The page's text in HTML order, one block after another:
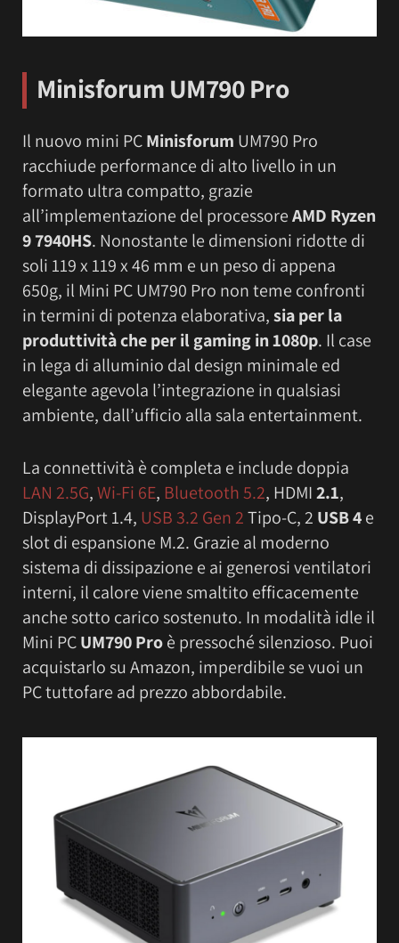
Minisforum UM790 Pro
Il nuovo mini PCMinisforum UM790 Pro
racchiude performance di alto livello in un
formato ultra compatto, grazie
all’implementazione del processoreAMD Ryzen
9 7940HS. Nonostante le dimensioni ridotte di
soli 119 x 119 x 46 mm e un peso di appena
650g, il Mini PC UM790 Pro non teme confronti
in termini di potenza elaborativa,sia per la
produttività che per il gaming in 1080p. Il case
in lega di alluminio dal design minimale ed
elegante agevola l’integrazione in qualsiasi
ambiente, dall’ufficio alla sala entertainment.
La connettività è completa e include doppia
LAN 2.5G,Wi-Fi 6E, Bluetooth 5.2, HDMI2.1,
DisplayPort 1.4, USB 3.2 Gen 2Tipo-C, 2 USB 4e
slot di espansione M.2. Grazie al moderno
sistema di dissipazione e ai generosi ventilatori
interni, il calore viene smaltito efficacemente
anche sotto carico sostenuto. In modalità idle il
Mini PCUM790 Proè pressoché silenzioso. Puoi
acquistarlo su Amazon, imperdibile se vuoi un
PC tuttofare ad prezzo abbordabile.